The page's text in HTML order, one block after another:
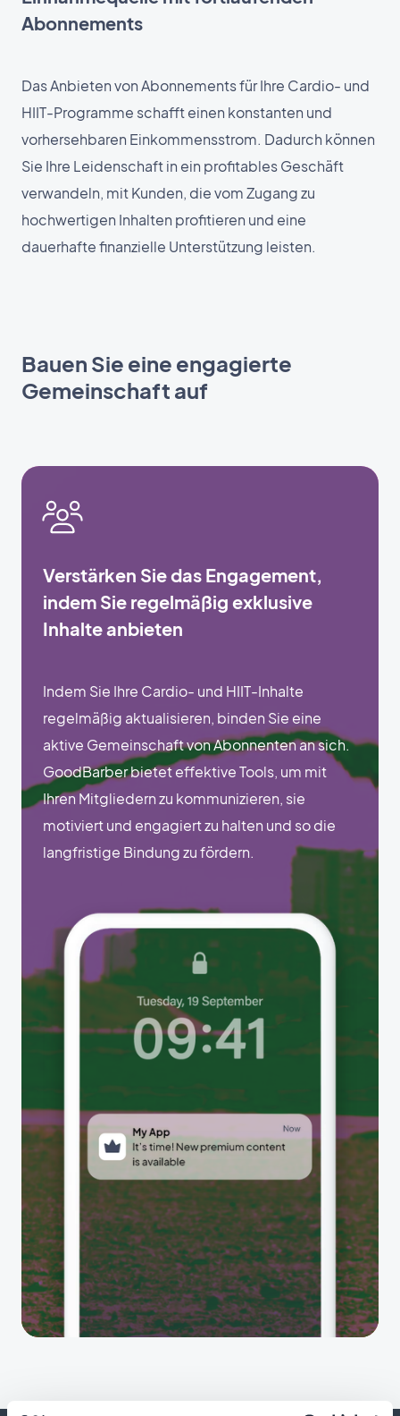
Abonnements
Das Anbieten von Abonnements für Ihre Cardio- und
HIIT-Programme schafft einen konstanten und
vorhersehbaren Einkommensstrom. Dadurch können
Sie Ihre Leidenschaft in ein profitables Geschäft
verwandeln, mit Kunden, die vom Zugang zu
hochwertigen Inhalten profitieren und eine
dauerhafte finanzielle Unterstützung leisten.
Bauen Sie eine engagierte
Gemeinschaft auf
Verstärken Sie das Engagement,
indem Sie regelmäßig exklusive
Inhalte anbieten
Indem Sie Ihre Cardio- und HIIT-Inhalte
regelmäßig aktualisieren, binden Sie eine
aktive Gemeinschaft von Abonnenten an sich.
GoodBarber bietet effektive Tools, um mit
Ihren Mitgliedern zu kommunizieren, sie
motiviert und engagiert zu halten und so die
langfristige Bindung zu fördern.